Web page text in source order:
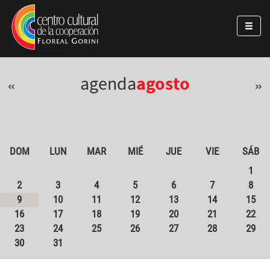
Pasar al contenido principal
Jump to main content
« agendaagosto »
DOM LUN MAR MIÉ JUE VIE
SÁB
1
2
3 4 5 6 7
8
9
10 11 12 13 14
15
16
17 18 19 20 21
22
23
24 25 26 27 28
29
30
31